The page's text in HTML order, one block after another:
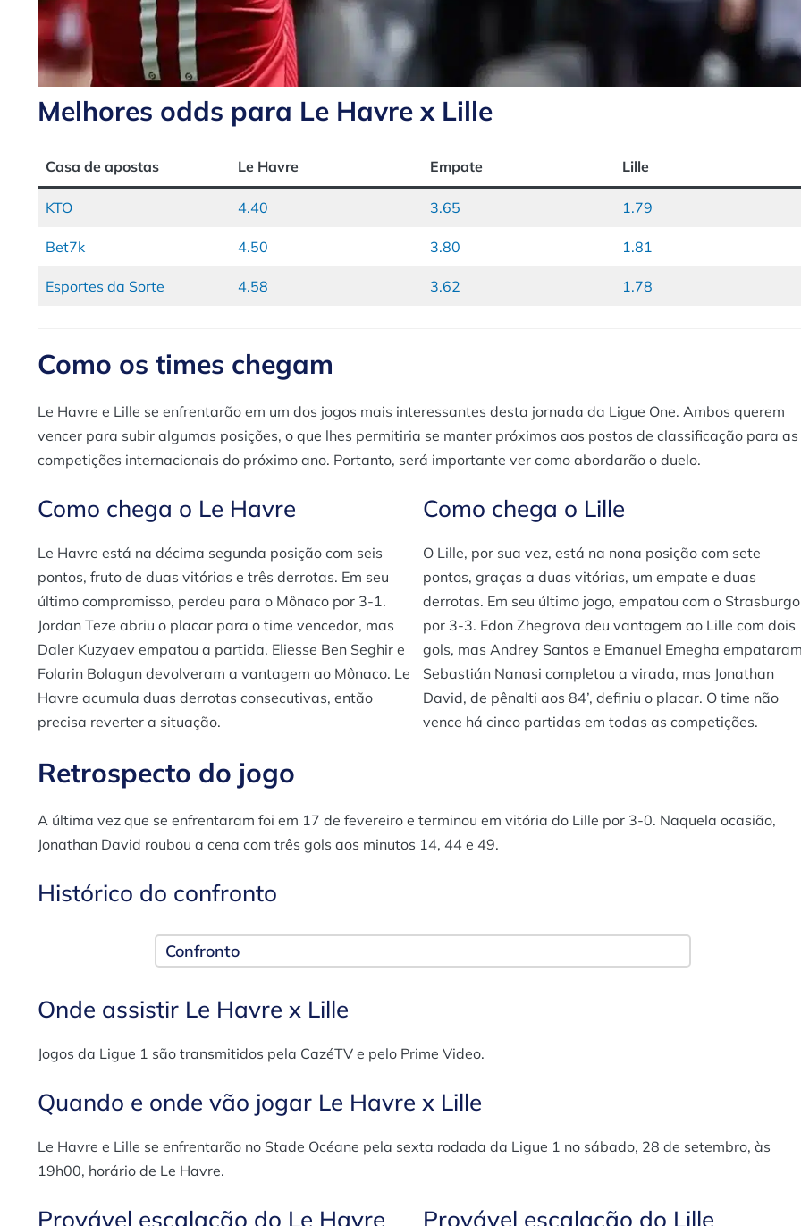
Melhores odds para Le Havre x Lille
Casa de apostas Le Havre Empate Lille
KTO 4.40 3.65 1.79
Bet7k 4.50 3.80 1.81
Esportes da Sorte 4.58 3.62 1.78
Como os times chegam
Le Havre e Lille se enfrentarão em um dos jogos mais interessantes desta jornada da Ligue One. Ambos querem
vencer para subir algumas posições, o que lhes permitiria se manter próximos aos postos de classificação para as
competições internacionais do próximo ano. Portanto, será importante ver como abordarão o duelo.
Como chega o Le Havre
Le Havre está na décima segunda posição com seis
pontos, fruto de duas vitórias e três derrotas. Em seu
último compromisso, perdeu para o Mônaco por 3-1.
Jordan Teze abriu o placar para o time vencedor, mas
Daler Kuzyaev empatou a partida. Eliesse Ben Seghir e
Folarin Bolagun devolveram a vantagem ao Mônaco. Le
Havre acumula duas derrotas consecutivas, então
precisa reverter a situação.
Como chega o Lille
O Lille, por sua vez, está na nona posição com sete
pontos, graças a duas vitórias, um empate e duas
derrotas. Em seu último jogo, empatou com o Strasburgo
por 3-3. Edon Zhegrova deu vantagem ao Lille com dois
gols, mas Andrey Santos e Emanuel Emegha
Sebastián Nanasi completou a virada, mas Jonathan
David, de pênalti aos 84’, definiu o placar. O time não
vence há cinco partidas em todas as competições.
Retrospecto do jogo
A última vez que se enfrentaram foi em 17 de fevereiro e terminou em vitória do Lille por 3-0. Naquela ocasião,
Jonathan David roubou a cena com três gols aos minutos 14, 44 e 49.
Histórico do confronto
Confronto
Onde assistir Le Havre x Lille
Jogos da Ligue 1 são transmitidos pela CazéTV e pelo Prime Video.
Quando e onde vão jogar Le Havre x Lille
Le Havre e Lille se enfrentarão no Stade Océane pela sexta rodada da Ligue 1 no sábado, 28 de setembro, às
19h00, horário de Le Havre.
Provável escalação do Le Havre Provável escalação do Lille